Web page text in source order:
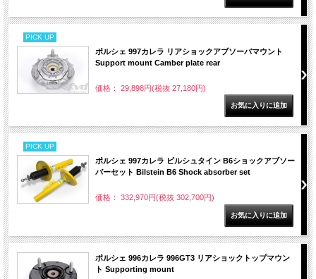
PICK UP
ポルシェ 997カレラ リアショックアブソーバマウント
Support mount Camber plate rear
価格： 29,898円(税抜 27,180円)
PICK UP
ポルシェ 997カレラ ビルシュタイン B6ショックアブソー
バーセット Bilstein B6 Shock absorber set
価格： 332,970円(税抜 302,700円)
ポルシェ 996カレラ 996GT3 リアショックトップマウン
ト Supporting mount